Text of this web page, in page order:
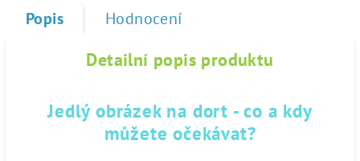
Popis Hodnocení
Detailní popis produktu
Jedlý obrázek na dort - co a kdy
můžete očekávat?